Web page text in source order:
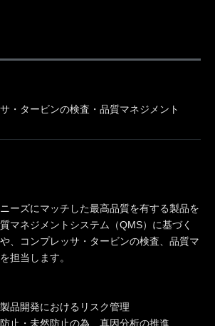
・タービンの検査・品質マネジメント
ーズにマッチした最高品質を有する製品を
マネジメントシステム（QMS）に基づく
、コンプレッサ・タービンの検査、品質マ
担当します。
品開発におけるリスク管理
止・未然防止の為、真因分析の推進